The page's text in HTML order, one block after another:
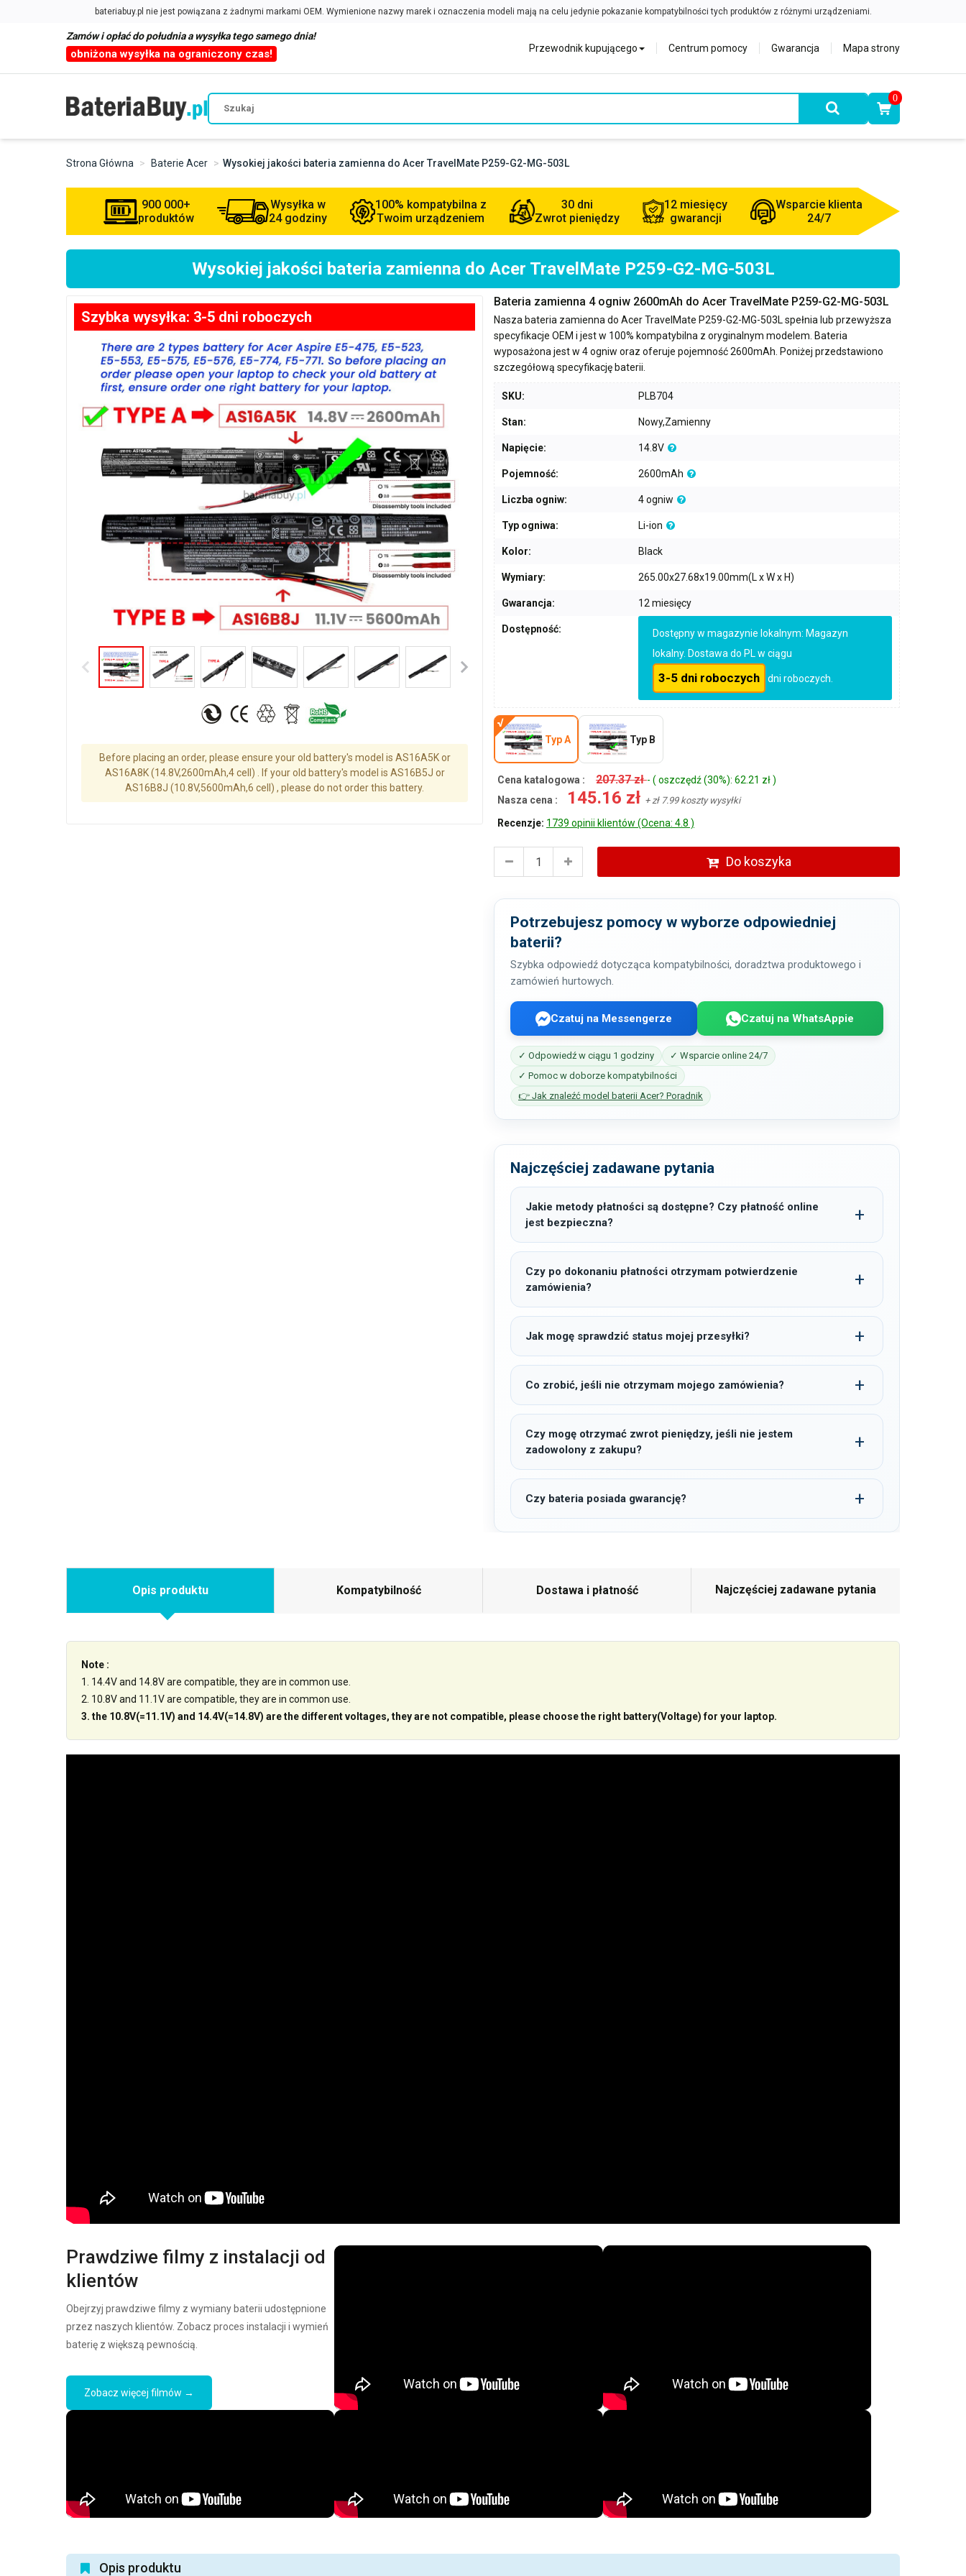
Zamów i opłać do południa a wysyłka tego samego dnia!
obniżona wysyłka na ograniczony czas! Przewodnik kupującego Centrum pomocy Gwarancja Mapa strony
0
Strona Główna Baterie Acer Wysokiej jakości bateria zamienna do Acer TravelMate P259-G2-MG-503L
900 000+
produktów
Wysyłka w
24 godziny
100% kompatybilna z
Twoim urządzeniem
30 dni
Zwrot pieniędzy
12 miesięcy
gwarancji
Wsparcie klienta
24/7
Wysokiej jakości bateria zamienna do Acer TravelMate P259-G2-MG-503L
Szybka wysyłka: 3-5 dni roboczych
Before placing an order, please ensure your old battery's model is AS16A5K or
AS16A8K (14.8V,2600mAh,4 cell) . If your old battery's model is AS16B5J or
AS16B8J (10.8V,5600mAh,6 cell) , please do not order this battery.
Bateria zamienna 4 ogniw 2600mAh do Acer TravelMate P259-G2-MG-503L
Nasza bateria zamienna do Acer TravelMate P259-G2-MG-503L spełnia lub przewyższa
specyfikacje OEM i jest w 100% kompatybilna z oryginalnym modelem. Bateria
wyposażona jest w 4 ogniw oraz oferuje pojemność2600mAh . Poniżej przedstawiono
szczegółową specyfikację baterii.
SKU: PLB704
Stan: Nowy,Zamienny
Napięcie: 14.8V
Pojemność: 2600mAh
Liczba ogniw: 4 ogniw
Typ ogniwa: Li-ion
Kolor: Black
Wymiary: 265.00x27.68x19.00mm(L x W x H)
Gwarancja: 12 miesięcy
Dostępność:
Dostępny w magazynie lokalnym: Magazyn
lokalny. Dostawa do PL w ciągu
3-5 dni roboczych dni roboczych.
Typ A Typ B
Cena katalogowa : 207.37 zł- ( oszczędź (30%): 62.21 zł )
Nasza cena :
145.16 zł + zł 7.99 koszty wysyłki
Recenzje: 1739 opinii klientów (Ocena: 4.8 )
Do koszyka
Potrzebujesz pomocy w wyborze odpowiedniej
baterii?
Szybka odpowiedź dotycząca kompatybilności, doradztwa produktowego i
zamówień hurtowych.
Czatuj na Messengerze Czatuj na WhatsAppie
✓ Odpowiedź w ciągu 1 godziny
✓ Wsparcie online 24/7
✓ Pomoc w doborze kompatybilności
👉 Jak znaleźć model baterii Acer? Poradnik
Najczęściej zadawane pytania
Jakie metody płatności są dostępne? Czy płatność online
jest bezpieczna?
Czy po dokonaniu płatności otrzymam potwierdzenie
zamówienia?
Jak mogę sprawdzić status mojej przesyłki?
Co zrobić, jeśli nie otrzymam mojego zamówienia?
Czy mogę otrzymać zwrot pieniędzy, jeśli nie jestem
zadowolony z zakupu?
Czy bateria posiada gwarancję?
Opis produktu Kompatybilność Dostawa i płatność Najczęściej zadawane pytania
Note :
1. 14.4V and 14.8V are compatible, they are in common use.
2. 10.8V and 11.1V are compatible, they are in common use.
3. the 10.8V(=11.1V) and 14.4V(=14.8V) are the different voltages, they are not compatible, please choose the right battery(Voltage) for your laptop.
Prawdziwe filmy z instalacji od
klientów
Obejrzyj prawdziwe filmy z wymiany baterii udostępnione
przez naszych klientów. Zobacz proces instalacji i wymień
baterię z większą pewnością.
Zobacz więcej filmów →
Opis produktu